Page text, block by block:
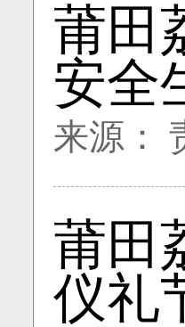
莆田
安全
来源：
莆田
仪礼